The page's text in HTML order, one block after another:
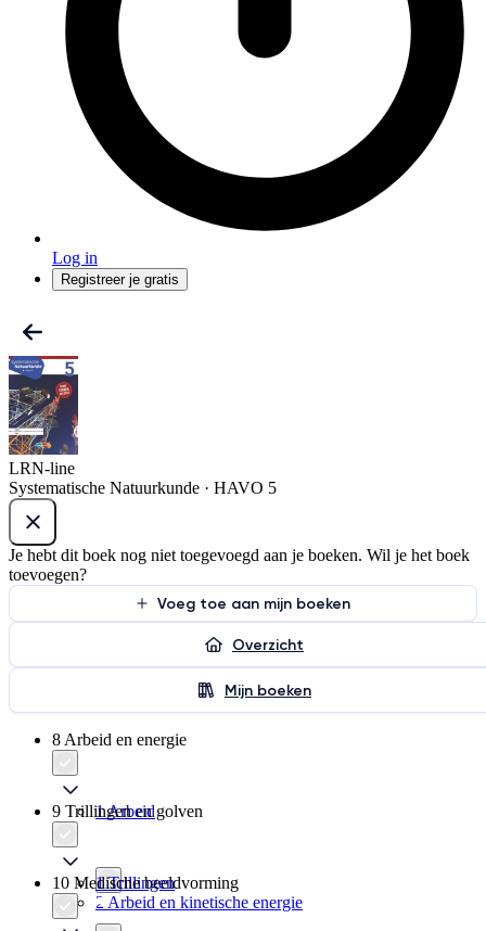
Log in
Registreer je gratis
LRN-line
Systematische Natuurkunde · HAVO 5
Je hebt dit boek nog niet toegevoegd aan je boeken. Wil je het boek
toevoegen?
Voeg toe aan mijn boeken
Overzicht
Mijn boeken
8 Arbeid en energie
1 Arbeid
2 Arbeid en kinetische energie
9 Trillingen en golven
1 Trillingen
10 Medische beeldvorming